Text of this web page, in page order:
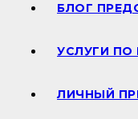
БЛОГ
УСЛУГИ ПО
ЛИЧНЫЙ